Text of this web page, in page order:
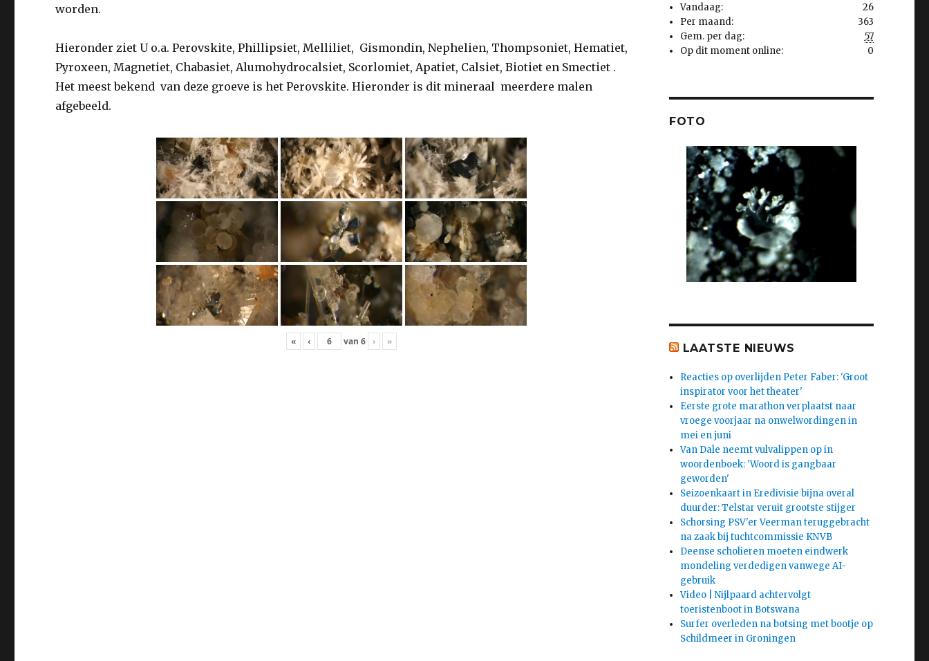
worden.
Hieronder ziet U o.a. Perovskite, Phillipsiet, Melliliet, Gismondin, Nephelien, Thompsoniet, Hematiet,
Pyroxeen, Magnetiet, Chabasiet, Alumohydrocalsiet, Scorlomiet, Apatiet, Calsiet, Biotiet en Smectiet .
Het meest bekend van deze groeve is het Perovskite. Hieronder is dit mineraal meerdere malen
afgebeeld.
« ‹ van6 › »
26
Vandaag:
363
Per maand:
57
Gem. per dag:
0
Op dit moment online:
FOTO
LAATSTE NIEUWS
Reacties op overlijden Peter Faber: 'Groot
inspirator voor het theater'
Eerste grote marathon verplaatst naar
vroege voorjaar na onwelwordingen in
mei en juni
Van Dale neemt vulvalippen op in
woordenboek: 'Woord is gangbaar
geworden'
Seizoenkaart in Eredivisie bijna overal
duurder: Telstar veruit grootste stijger
Schorsing PSV'er Veerman teruggebracht
na zaak bij tuchtcommissie KNVB
Deense scholieren moeten eindwerk
mondeling verdedigen vanwege AI-
gebruik
Video | Nijlpaard achtervolgt
toeristenboot in Botswana
Surfer overleden na botsing met bootje op
Schildmeer in Groningen